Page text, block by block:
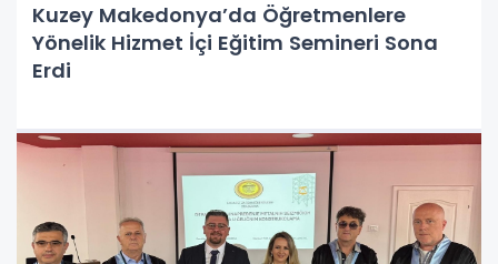
Kuzey Makedonya’da Öğretmenlere
Yönelik Hizmet İçi Eğitim Semineri Sona
Erdi